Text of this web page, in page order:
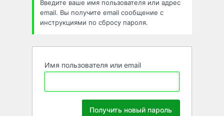
Введите ваше имя пользователя или адрес
email. Вы получите email сообщение с
инструкциями по сбросу пароля.
Имя пользователя или email